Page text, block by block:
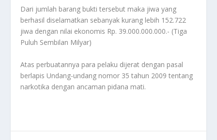
Dari jumlah barang bukti tersebut maka jiwa yang
berhasil diselamatkan sebanyak kurang lebih 152.722
jiwa dengan nilai ekonomis Rp. 39.000.000.000.- (Tiga
Puluh Sembilan Milyar)
Atas perbuatannya para pelaku dijerat dengan pasal
berlapis Undang-undang nomor 35 tahun 2009 tentang
narkotika dengan ancaman pidana mati.